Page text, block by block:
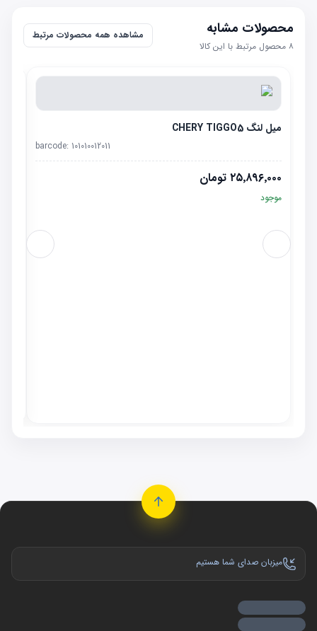
محصولات مشابه
۸ محصول مرتبط با این کالا
مشاهده همه محصولات مرتبط
میل لنگ CHERY TIGGO5
barcode: 101010012011
۲۵٬۸۹۶٬۰۰۰ تومان
موجود
میزبان صدای شما هستیم